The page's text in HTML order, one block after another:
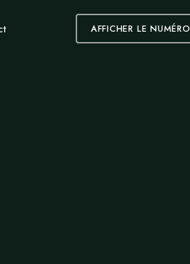
AFFICHER LE NUMÉRO